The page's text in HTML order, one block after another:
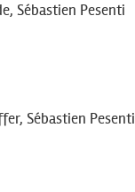
Sébastien Pesenti
Sébastien Pesenti